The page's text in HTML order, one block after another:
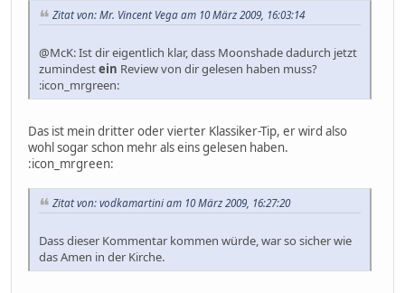
Zitat von: Mr. Vincent Vega am 10 März 2009, 16:03:14
@McK: Ist dir eigentlich klar, dass Moonshade dadurch jetzt
zumindestein Review von dir gelesen haben muss?
:icon_mrgreen:
Das ist mein dritter oder vierter Klassiker-Tip, er wird also
wohl sogar schon mehr als eins gelesen haben.
:icon_mrgreen:
Zitat von: vodkamartini am 10 März 2009, 16:27:20
Dass dieser Kommentar kommen würde, war so sicher wie
das Amen in der Kirche.